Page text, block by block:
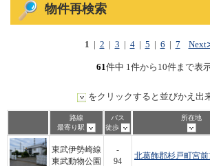
1 2 3 4| 5 6 7
61件中 1件から10件まで表
をクリックすると並びかえ出
路線
最寄り駅
バス
徒歩
所在地
東武伊勢崎線
東武動物公園
-
94
北葛飾郡杉戸町宮前
物件再検索